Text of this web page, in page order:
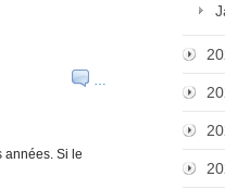
…
années. Si le